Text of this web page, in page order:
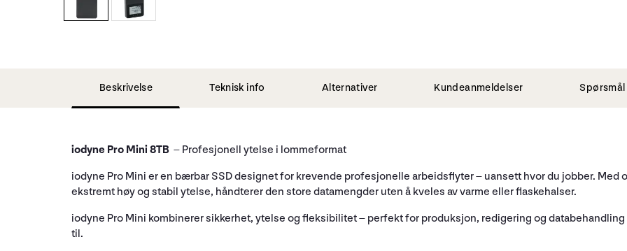
Beskrivelse Teknisk info Alternativer Kundeanmeldelser
iodyne Pro Mini 8TB – Profesjonell ytelse i lommeformat
iodyne Pro Mini er en bærbar SSD designet for krevende profesjonelle arbeidsflyter – uansett hvor du jobber.
ekstremt høy og stabil ytelse, håndterer den store datamengder uten å kveles av varme eller flaskehalser.
iodyne Pro Mini kombinerer sikkerhet, ytelse og fleksibilitet – perfekt for produksjon, redigering og
til.